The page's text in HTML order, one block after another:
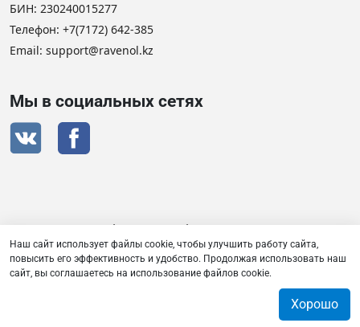
БИН: 230240015277
Телефон: +7(7172) 642-385
Email: support@ravenol.kz
Мы в социальных сетях
Сертификат дистрибьютора RAVENOL
Товарищество с ограниченной ответственностью «Плаза
Наш сайт использует файлы cookie, чтобы улучшить работу сайта,
повысить его эффективность и удобство. Продолжая использовать наш
сайт, вы соглашаетесь на использование файлов cookie.
Хорошо